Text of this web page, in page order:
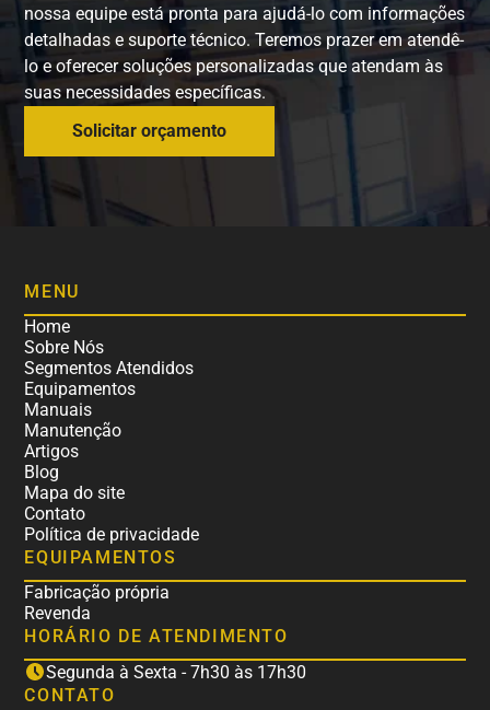
nossa equipe está pronta para ajudá-lo com informações
detalhadas e suporte técnico. Teremos prazer em atendê-
lo e oferecer soluções personalizadas que atendam às
suas necessidades específicas.
Solicitar orçamento
MENU
Home
Sobre Nós
Segmentos Atendidos
Equipamentos
Manuais
Manutenção
Artigos
Blog
Mapa do site
Contato
Política de privacidade
EQUIPAMENTOS
Fabricação própria
Revenda
HORÁRIO DE ATENDIMENTO
Segunda à Sexta - 7h30 às 17h30
CONTATO